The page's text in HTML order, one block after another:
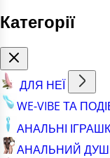
Категорії
ДЛЯ НЕЇ
WE-VIBE ТА
АНАЛЬНІ
АНАЛЬНИЙ ДУШ